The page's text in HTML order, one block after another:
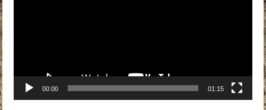
00:00 01:15